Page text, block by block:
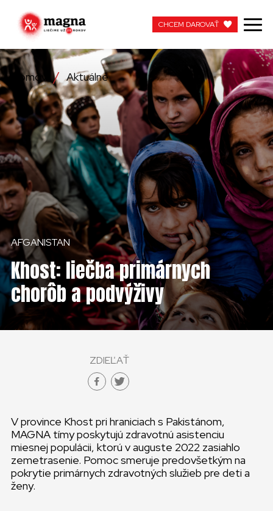
CHCEM DAROVAŤ
NAŠA PRÁCA
O NÁS
AKTUÁLNE
ZAPOJTE SA
APOTEKA + PINAKOTEKA
PRACUJTE S NAMI
KONTAKT
SLOVENSKO
SLOVENSKO
CHCEM DAROVAŤ
Domov Aktuálne
AFGANISTAN
Khost: liečba primárnych
chorôb a podvýživy
ZDIEĽAŤ
V province Khost pri hraniciach s Pakistánom,
MAGNA tímy poskytujú zdravotnú asistenciu
miesnej populácii, ktorú v auguste 2022 zasiahlo
zemetrasenie. Pomoc smeruje predovšetkým na
pokrytie primárnych zdravotných služieb pre deti a
ženy.